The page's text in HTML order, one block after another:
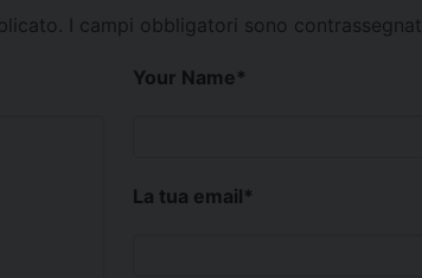
I campi obbligatori sono contrassegnati
Your Name*
La tua email*